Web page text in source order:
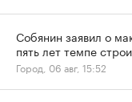
Собянин заявил о
пять лет темпе
Город, 06 авг, 15:52